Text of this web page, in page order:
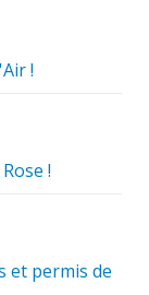
!
!
et permis de